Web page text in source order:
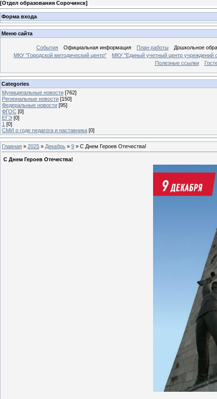
[Отдел образования Сорочинск]
Форма входа
Меню сайта
События Официальная информация План работы
Дошкольное
МКУ "Городской методический центр"
МКУ "Единый учетный центр учреждений
Полезные ссылки
Categories
Муниципальные новости [762]
Региональные новости [150]
Федеральные новости [95]
ФГОС [0]
ЕГЭ [0]
1 [0]
СМИ о годе педагога и наставника [0]
Главная » 2025 » Декабрь » 9 » С Днем Героев Отечества!
С Днем Героев Отечества!